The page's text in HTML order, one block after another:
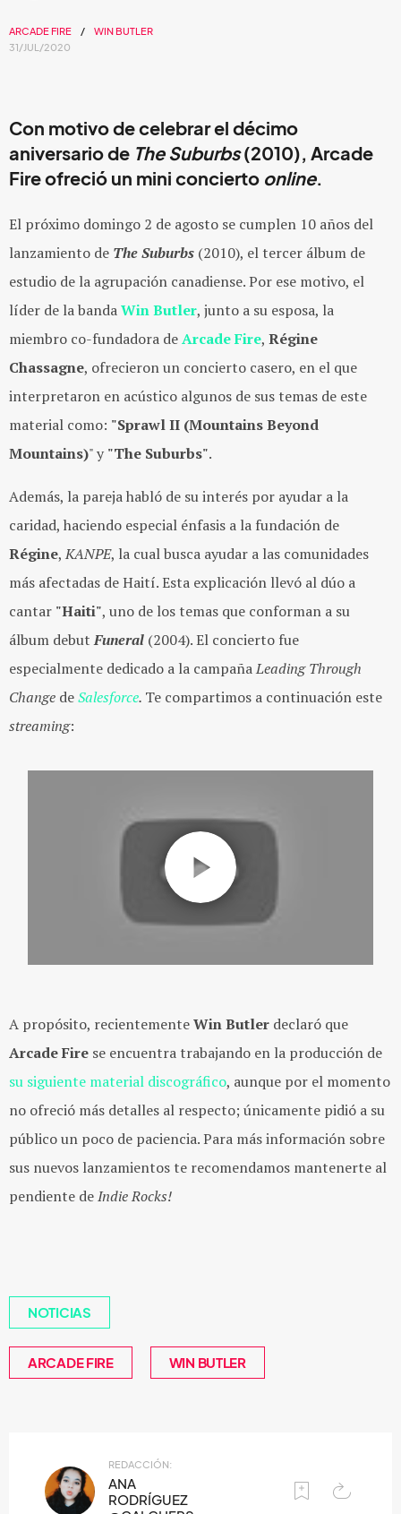
ARCADE FIRE
WIN BUTLER
31/JUL/2020
Con motivo de celebrar el décimo
aniversario de The Suburbs(2010), Arcade
Fire ofreció un mini concierto online.
El próximo domingo 2 de agosto se cumplen 10 años del
lanzamiento de The Suburbs (2010), el tercer álbum de
estudio de la agrupación canadiense. Por ese motivo, el
líder de la bandaWin Butler, junto a su esposa, la
miembro co-fundadora deArcade Fire, Régine
Chassagne, ofrecieron un concierto casero, en el que
interpretaron en acústico algunos de sus temas de este
material como: "Sprawl II (Mountains Beyond
Mountains)" y "The Suburbs".
Además, la pareja habló de su interés por ayudar a la
caridad, haciendo especial énfasis a la fundación de
Régine, KANPE, la cual busca ayudar a las comunidades
más afectadas de Haití. Esta explicación llevó al dúo a
cantar "Haiti", uno de los temas que conforman a su
álbum debutFuneral (2004). El concierto fue
especialmente dedicado a la campañaLeading Through
Change deSalesforce. Te compartimos a continuación este
streaming:
A propósito, recientementeWin Butler declaró que
Arcade Fire se encuentra trabajando en la producción de
su siguiente material discográfico, aunque por el momento
no ofreció más detalles al respecto; únicamente pidió a su
público un poco de paciencia. Para más información sobre
sus nuevos lanzamientos te recomendamos mantenerte al
pendiente deIndie Rocks!
NOTICIAS
ARCADE FIRE WIN BUTLER
REDACCIÓN:
ANA
RODRÍGUEZ